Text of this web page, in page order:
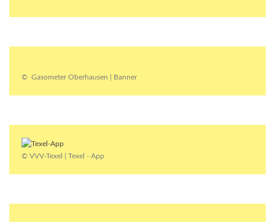
© Gasometer Oberhausen | Banner
© VVV-Texel | Texel - App